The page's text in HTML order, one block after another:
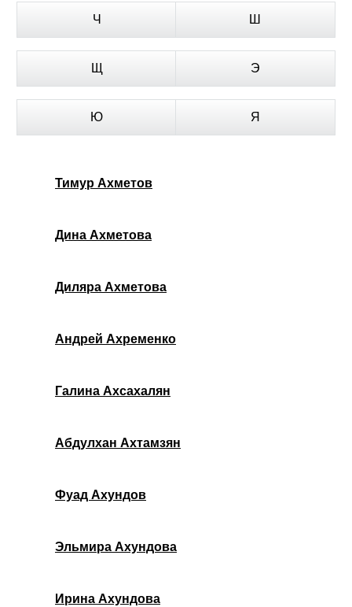
Ч Ш
Щ Э
Ю Я
Тимур Ахметов
Дина Ахметова
Диляра Ахметова
Андрей Ахременко
Галина Ахсахалян
Абдулхан Ахтамзян
Фуад Ахундов
Эльмира Ахундова
Ирина Ахундова